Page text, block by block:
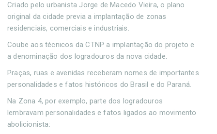
Criado pelo urbanista Jorge de Macedo Vieira, o plano
original da cidade previa a implantação de zonas
residenciais, comerciais e industriais.
Coube aos técnicos da CTNP a implantação do projeto e
a denominação dos logradouros da nova cidade.
Praças, ruas e avenidas receberam nomes de importantes
personalidades e fatos históricos do Brasil e do Paraná.
Na Zona 4, por exemplo, parte dos logradouros
lembravam personalidades e fatos ligados ao movimento
abolicionista: